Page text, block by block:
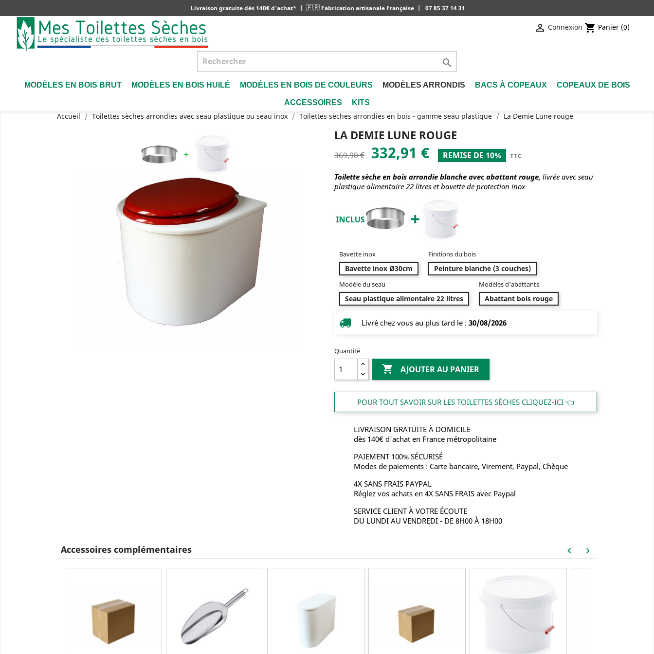
Livraison gratuite dès 140€ d'achat* | 🇫🇷Fabrication artisanale Française | 07 85 37 14 31
 Connexion shopping_cart Panier (0)

MODÈLES EN BOIS BRUT MODÈLES EN BOIS HUILÉ MODÈLES EN BOIS DE COULEURS MODÈLES ARRONDIS BACS À COPEAUX COPEAUX DE BOIS
ACCESSOIRES KITS
Accueil Toilettes sèches arrondies avec seau plastique ou seau inox Toilettes sèches arrondies en bois - gamme seau plastique La Demie Lune rouge
LA DEMIE LUNE ROUGE
369,90 € 332,91 € REMISE DE 10% TTC
Toilette sèche en bois arrondie blanche avec abattant rouge, livrée avec seau
plastique alimentaire 22 litres et bavette de protection inox
Bavette inox
Bavette inox Ø30cm
Finitions du bois
Peinture blanche (3 couches)
Modèle du seau
Seau plastique alimentaire 22 litres
Modèles d'abattants
Abattant bois rouge
Livré chez vous au plus tard le : 30/08/2026
Quantité
 AJOUTER AU PANIER
POUR TOUT SAVOIR SUR LES TOILETTES SÈCHES CLIQUEZ-ICI 👈
LIVRAISON GRATUITE À DOMICILE
dès 140€ d'achat en France métropolitaine
PAIEMENT 100% SÉCURISÉ
Modes de paiements : Carte bancaire, Virement, Paypal, Chèque
4X SANS FRAIS PAYPAL
Réglez vos achats en 4X SANS FRAIS avec Paypal
SERVICE CLIENT À VOTRE ÉCOUTE
DU LUNDI AU VENDREDI - DE 8H00 À 18H00
Accessoires complémentaires keyboard_arrow_left keyboard_arrow_right